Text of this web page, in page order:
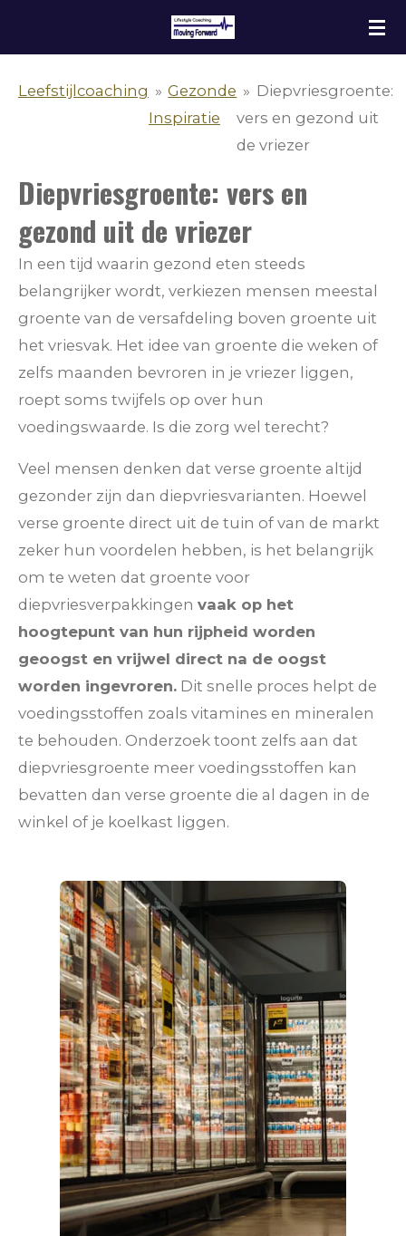
de
Leefstijlcoaching » Gezonde
Inspiratie
» Diepvriesgroente:
vers en gezond uit
de vriezer
Diepvriesgroente: vers en
gezond uit de vriezer
In een tijd waarin gezond eten steeds
belangrijker wordt, verkiezen mensen meestal
groente van de versafdeling boven groente uit
het vriesvak. Het idee van groente die weken of
zelfs maanden bevroren in je vriezer liggen,
roept soms twijfels op over hun
voedingswaarde. Is die zorg wel terecht?
Veel mensen denken dat verse groente altijd
gezonder zijn dan diepvriesvarianten. Hoewel
verse groente direct uit de tuin of van de markt
zeker hun voordelen hebben, is het belangrijk
om te weten dat groente voor
diepvriesverpakkingen vaak op het
hoogtepunt van hun rijpheid worden
geoogst en vrijwel direct na de oogst
worden ingevroren. Dit snelle proces helpt de
voedingsstoffen zoals vitamines en mineralen
te behouden. Onderzoek toont zelfs aan dat
diepvriesgroente meer voedingsstoffen kan
bevatten dan verse groente die al dagen in de
winkel of je koelkast liggen.